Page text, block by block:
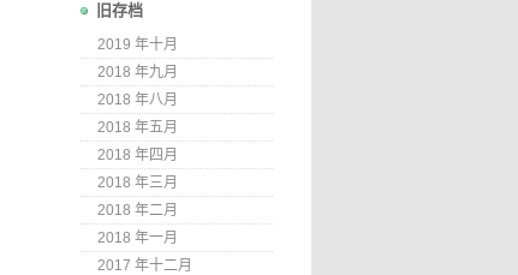
旧存档
2019 年十月
2018 年九月
2018 年八月
2018 年五月
2018 年四月
2018 年三月
2018 年二月
2018 年一月
2017 年十二月